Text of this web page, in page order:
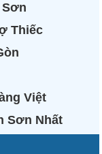
Thiếc
Việt
Sơn Nhất